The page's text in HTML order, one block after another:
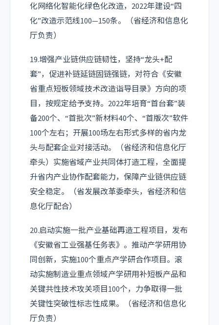
化网络化智能化绿色化改造，2022年建设“四
化”改造示范线100—150条。（省经济和信息化
厅负责）
19.增强产业链供应链韧性，坚持“龙头+配
套”，促进补链延链固链强链，对符合《安徽
省重点短板领域技术改造诣导目录》方向的项
目，按规定给予支持。2022年培育“首台套”装
备200个、“首批次”新材料40个、“首版次”软件
100个左右；开展100场左右形式多样的省内龙
头与配套企业对接活动。（省经济和信息化厅
牵头）实施省域产业共同体打造工程，全面提
升省内产业协作配套能力，保障产业链供应链
安全稳定。（省发展改革委牵头，省经济和信
息化厅配合）
20.启动实施一批产业基础再造工程项目，发布
《安徽省工业强基任务表》。推动产学研用协
同创新，实施100个重点产学研合作项目。滚
动实施制造业重点领域产学研用补短板产品和
关键共性技术攻关项目100个，力争取得一批
关键性突破性标志性成果。（省经济和信息化
厅负责）